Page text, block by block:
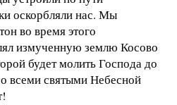
оскорбляли нас. Мы
во время этого
измученную землю Косово
будет молить Господа до
всеми святыми Небесной